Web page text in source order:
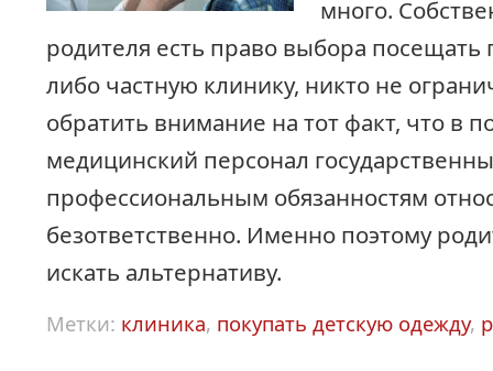
много.
родителя есть право выбора посещать
либо частную клинику, никто не
обратить внимание на тот факт, что в
медицинский персонал
профессиональным обязанностям
безответственно. Именно поэтому
искать альтернативу.
Метки: клиника, покупать детскую одежду,